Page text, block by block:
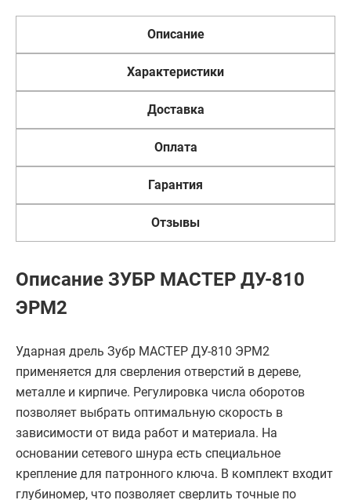
Описание
Характеристики
Доставка
Оплата
Гарантия
Отзывы
Описание ЗУБР МАСТЕР ДУ-810
ЭРМ2
Ударная дрель Зубр МАСТЕР ДУ-810 ЭРМ2
применяется для сверления отверстий в дереве,
металле и кирпиче. Регулировка числа оборотов
позволяет выбрать оптимальную скорость в
зависимости от вида работ и материала. На
основании сетевого шнура есть специальное
крепление для патронного ключа. В комплект входит
глубиномер, что позволяет сверлить точные по